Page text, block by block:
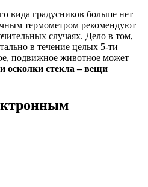
вида градусников больше нет
термометром рекомендуют
случаях. Дело в том,
в течение целых 5-ти
подвижное животное может
осколки стекла – вещи